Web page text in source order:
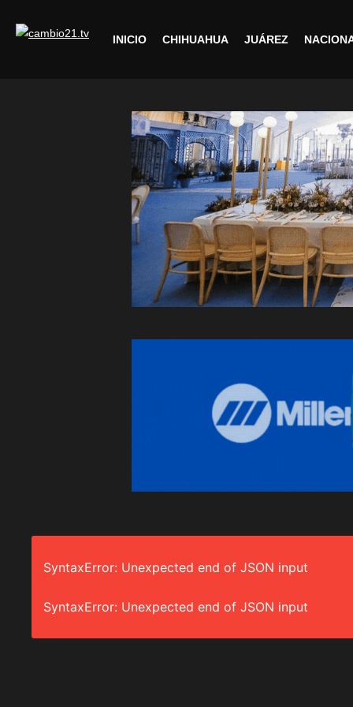
INICIO CHIHUAHUA JUÁREZ
SyntaxError: Unexpected end of JSON input
SyntaxError: Unexpected end of JSON input